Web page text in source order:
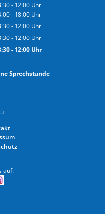
- 12:00 Uhr
Von 08:30 bis 12:00 Uhr
- 18:00 Uhr
Von 14:00 bis 18:00 Uhr
- 12:00 Uhr
Von 08:30 bis 12:00 Uhr
- 12:00 Uhr
Von 08:30 bis 12:00 Uhr
- 12:00Uhr
auf: